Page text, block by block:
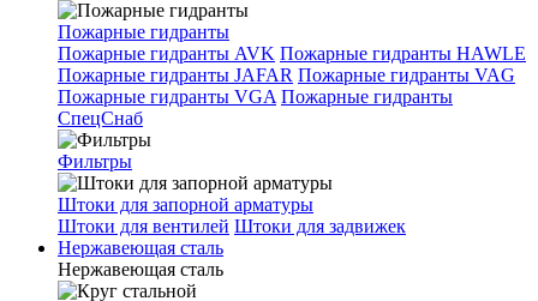
Пожарные гидранты
Пожарные гидранты AVK Пожарные гидранты HAWLE
Пожарные гидранты JAFAR Пожарные гидранты VAG
Пожарные гидранты VGA Пожарные гидранты
СпецСнаб
Фильтры
Штоки для запорной арматуры
Штоки для вентилей Штоки для задвижек
Нержавеющая сталь
Нержавеющая сталь